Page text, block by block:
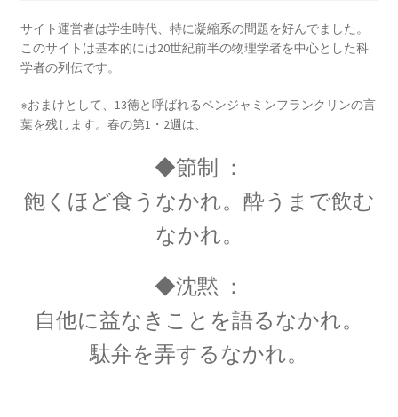
【サイクロトロンを発明し人工放射
性元素を実現】
【アメリカで稀代の実験家が光速度
に関する事実を実験検証】
F・W・マイスナー
【ベルリン生まれの物理学者｜磁性を使って超
電導現象を説明】
サイト運営者は学生時代、特に凝縮系の問題を好んでました。
このサイトは基本的には20世紀前半の物理学者を中心とした科
学者の列伝です。
※おまけとして、13徳と呼ばれるベンジャミンフランクリンの言
葉を残します。春の第1・2週は、
◆節制 ：
飽くほど食うなかれ。酔うまで飲む
なかれ。
◆沈黙 ：
自他に益なきことを語るなかれ。
駄弁を弄するなかれ。